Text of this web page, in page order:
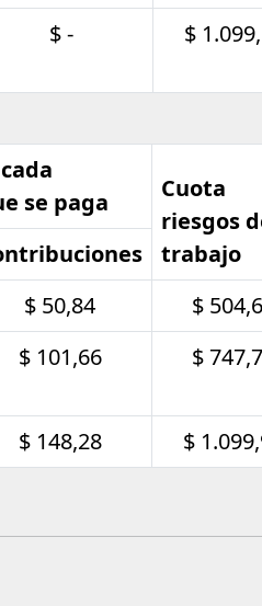
$ - $
se paga
Cuota
riesgos
trabajo
$ 50,84
$
$ 101,66 $
$ 148,28 $